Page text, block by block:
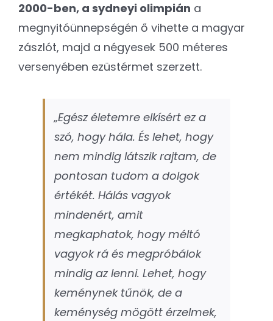
2000-ben, a sydneyi olimpián a
megnyitóünnepségén ő vihette a magyar
zászlót, majd a négyesek 500 méteres
versenyében ezüstérmet szerzett.
„Egész életemre elkísért ez a
szó, hogy hála. És lehet, hogy
nem mindig látszik rajtam, de
pontosan tudom a dolgok
értékét. Hálás vagyok
mindenért, amit
megkaphatok, hogy méltó
vagyok rá és megpróbálok
mindig az lenni. Lehet, hogy
keménynek tűnök, de a
keménység mögött érzelmek,